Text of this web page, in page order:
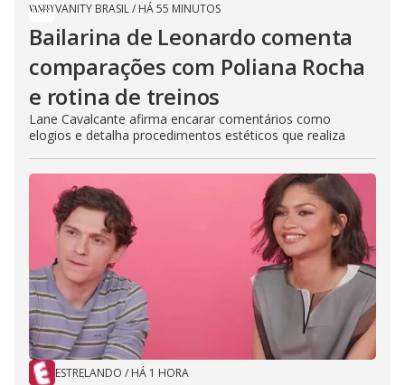
VANITY BRASIL/ HÁ 55 MINUTOS
Bailarina de Leonardo comenta
comparações com Poliana Rocha
e rotina de treinos
Lane Cavalcante afirma encarar comentários como
elogios e detalha procedimentos estéticos que realiza
ESTRELANDO / HÁ 1 HORA